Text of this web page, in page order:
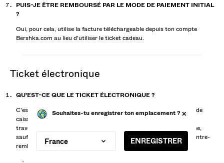
PUIS-JE ÊTRE REMBOURSÉ PAR LE MODE DE PAIEMENT INITIAL
?
Oui, pour cela, utilise la facture téléchargeable depuis ton compte
Bershka.com au lieu d'utiliser le ticket cadeau.
ticket électronique
QU'EST-CE QUE LE TICKET ÉLECTRONIQUE ?
C'est un système de facturation électronique qui élimine le ticket de
caisse. À partir de maintenant, toutes les commandes passées à
travers le site internet et l'APPLI vont intégrer ce nouveau système,
sauf les commandes qui possèdent l'option Ticket cadeau et le contre-
remboursement, qui continueront de recevoir le ticket imprimé.